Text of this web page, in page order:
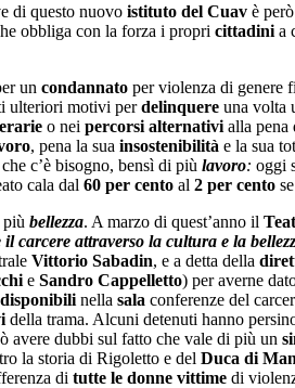
di questo nuovo istituto del Cuav è
obbliga con la forza i propri cittadini a
un condannato per violenza di genere
ulteriori motivi perdelinquere una volta
o nei percorsi alternativi alla pena
, pena la sua insostenibilità e la sua
c’è bisogno, bensì di più lavoro: oggi
cala dal 60 per cento al 2 per cento
più bellezza. A marzo di quest’anno il
carcere attraverso la cultura e la
Vittorio Sabadin, e a detta della
e Sandro Cappelletto) per averne
nella sala conferenze del
della trama. Alcuni detenuti hanno
avere dubbi sul fatto che vale di più un
la storia di Rigoletto e del Duca di
di tutte le donne vittime di